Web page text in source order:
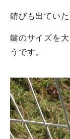
錆びも出てい
鍵のサイズを
うです。